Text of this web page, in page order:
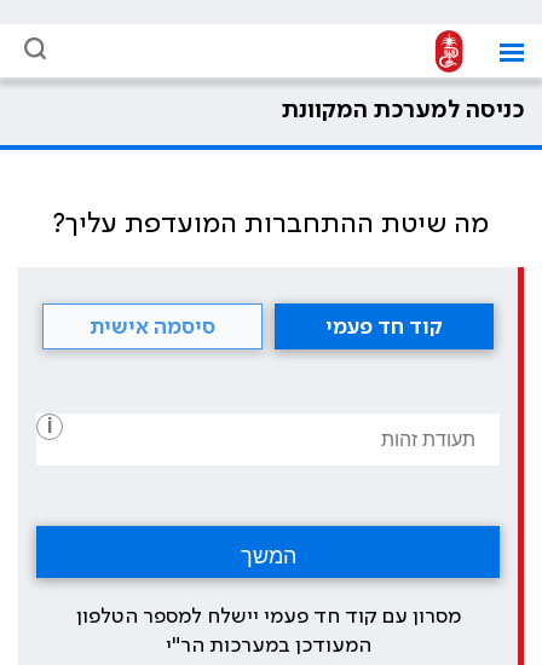
כניסה למערכת המקוונת
מה שיטת ההתחברות המועדפת עליך?
קוד חד פעמי סיסמה אישית
i
מסרון עם קוד חד פעמי יישלח למספר הטלפון
המעודכן במערכות הר"י